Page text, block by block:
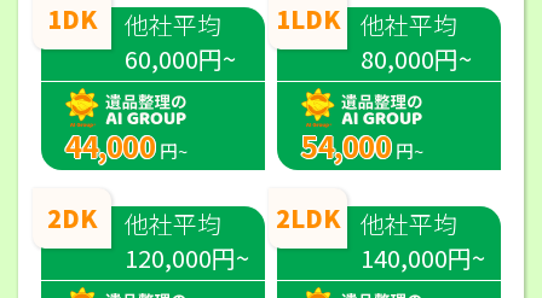
1DK
他社平均
60,000円~
44,000 円~
2DK
他社平均
120,000円~
1LDK 他社平均
80,000円~
54,000 円~
2LDK 他社平均
140,000円~